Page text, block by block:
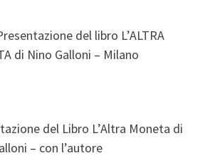
del libro L’ALTRA
di Nino Galloni – Milano
del Libro L’Altra Moneta di
– con l’autore